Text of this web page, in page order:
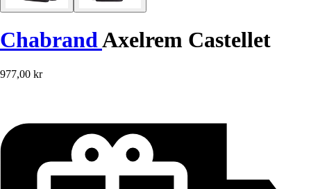
ChabrandAxelrem Castellet
977,00 kr